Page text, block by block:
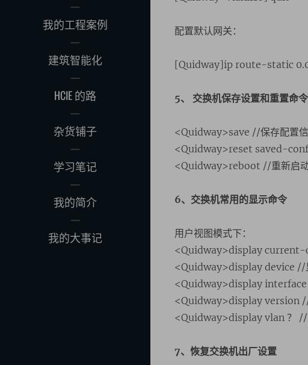
我的工程案例
建筑智能化
HCIE 的路
杂货铺子
学习笔记
我的简介
我的大事记
配置默认网关：
[Quidway]ip route-static
5、 交换机保存设置和重置命令
<Quidway>save //保存配置
<Quidway>reset saved-
<Quidway>reboot //重新启
6、交换机常用的显示命令
用户视图模式下：
<Quidway>display current-
<Quidway>display device //
<Quidway>display interface
<Quidway>display version //
<Quidway>display vlan ？ //
7、恢复交换机出厂设置